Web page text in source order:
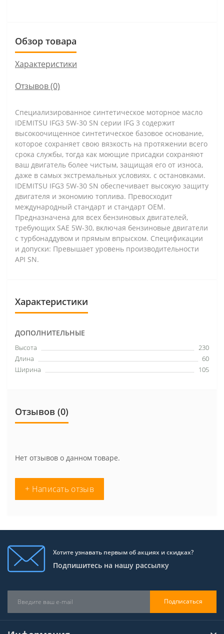
Обзор товара
Характеристики
Отзывов (0)
Специализированное синтетическое моторное масло
IDEMITSU IFG3 5W-30 SN серии IFG 3 содержит
высокоочищенное синтетическое базовое основание,
которое сохраняет свою вязкость на протяжении всего
срока службы, тогда как моющие присадки сохраняют
ваш двигатель более чистым, защищая его от износа,
даже в самых экстремальных условиях. с остановками.
IDEMITSU IFG3 5W-30 SN обеспечивает высокую защиту
двигателя и экономию топлива. Превосходит
международный стандарт и стандарт OEM.
Предназначена для всех бензиновых двигателей,
требующих SAE 5W-30, включая бензиновые двигатели
с турбонаддувом и прямым впрыском. Спецификации
и допуски: Превышает уровень производительности
API SN.
Характеристики
ДОПОЛНИТЕЛЬНЫЕ
Высота
230
Длина
60
Ширина
105
Отзывов (0)
Нет отзывов о данном товаре.
+ Написать отзыв
Хотите узнавать первым об акциях и скидках?
Подпишитесь на нашу рассылку
Подписаться